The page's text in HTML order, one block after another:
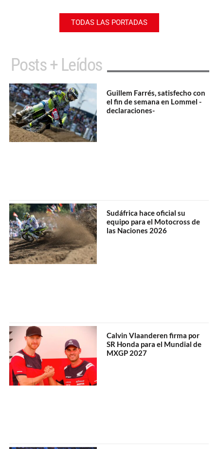
TODAS LAS PORTADAS
Posts + Leídos
Guillem Farrés, satisfecho con
el fin de semana en Lommel -
declaraciones-
Sudáfrica hace oficial su
equipo para el Motocross de
las Naciones 2026
Calvin Vlaanderen firma por
SR Honda para el Mundial de
MXGP 2027